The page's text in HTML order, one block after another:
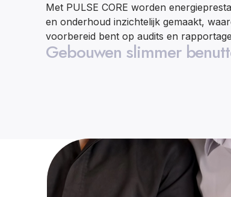
Met PULSE CORE worden
en onderhoud inzichtelijk gemaakt,
voorbereid bent op audits en
Gebouwen slimmer